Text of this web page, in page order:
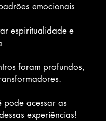
emocionais
espiritualidade e
foram profundos,
pode acessar as
experiências!